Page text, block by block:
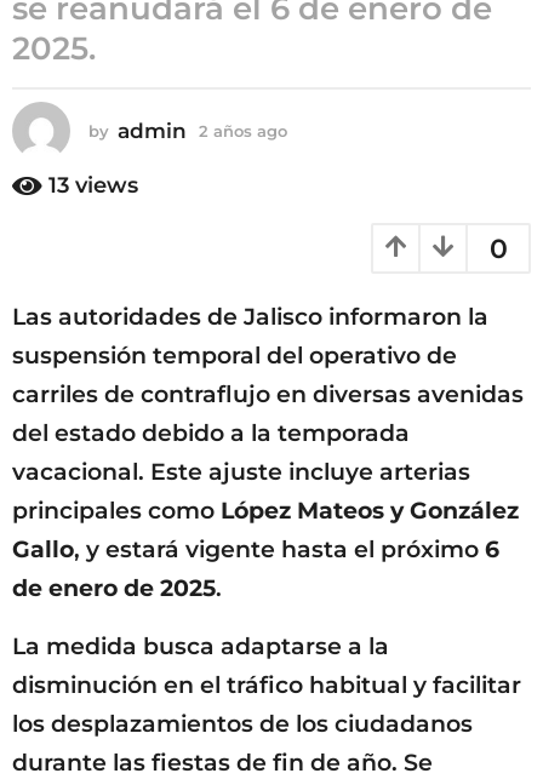
a
ñ
s
a
g
o
se reanudará el 6 de enero de
2025.
by admin 2 años ago
13 views
0
Las autoridades de Jalisco informaron la
suspensión temporal del operativo de
carriles de contraflujo en diversas avenidas
del estado debido a la temporada
vacacional. Este ajuste incluye arterias
principales como López Mateos y González
Gallo, y estará vigente hasta el próximo 6
de enero de 2025.
La medida busca adaptarse a la
disminución en el tráfico habitual y facilitar
los desplazamientos de los ciudadanos
durante las fiestas de fin de año. Se